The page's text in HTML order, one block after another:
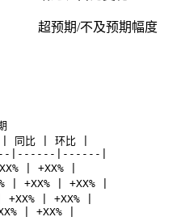
超预期/不及预期幅度
同比 | 环比 |
|------|------|
| +XX% |
| +XX% | +XX% |
| +XX% |
| +XX% |